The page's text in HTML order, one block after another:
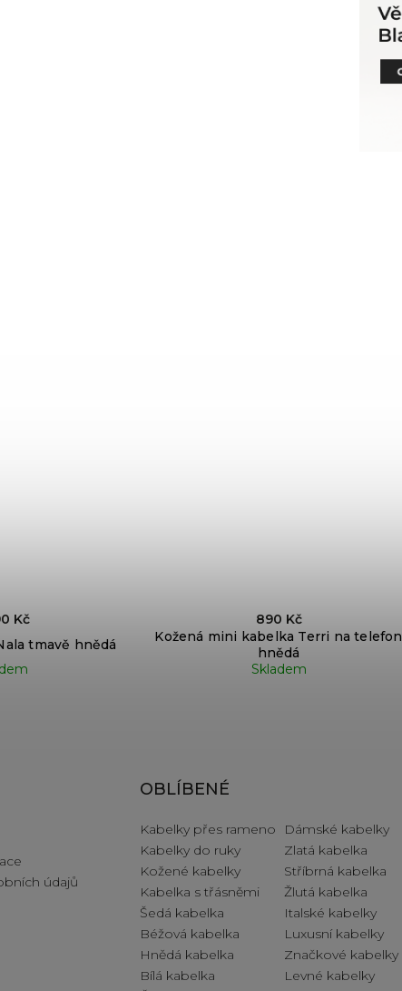
tmavě hnědá
Kč
Kožená mini kabelka Terri na telefon
hnědá
Skladem
890 Kč
údajů
OBLÍBENÉ
Kabelky přes rameno
Kabelky do ruky
Kožené kabelky
Kabelka s třásněmi
Šedá kabelka
Béžová kabelka
Hnědá kabelka
Bílá kabelka
Dámské kabelky
Zlatá kabelka
Stříbrná kabelka
Žlutá kabelka
Italské kabelky
Luxusní kabelky
Značkové kabelky
Levné kabelky